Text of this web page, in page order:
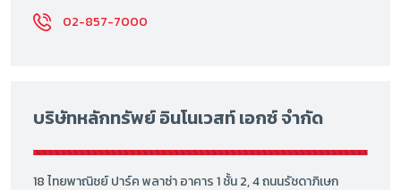
02-857-7000
บริษัทหลักทรัพย์ อินโนเวสท์ เอกซ์ จำกัด
18 ไทยพาณิชย์ ปาร์ค พลาซ่า อาคาร 1 ชั้น 2, 4 ถนนรัชดาภิเษก